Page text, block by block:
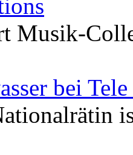
Musik-
bei